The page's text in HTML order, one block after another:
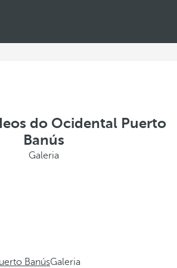
do Ocidental Puerto
Banús
Galeria
BanúsGaleria